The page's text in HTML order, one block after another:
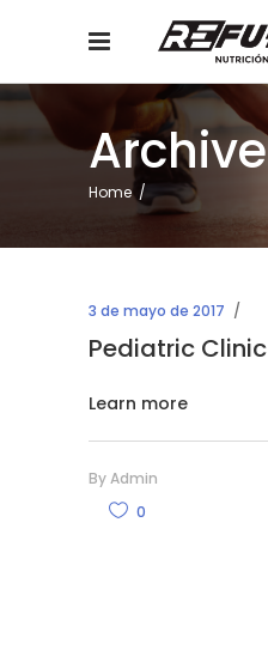
Archive
Home/
3 de mayo de 2017
Pediatric Clinic
Learn more
ByAdmin
0